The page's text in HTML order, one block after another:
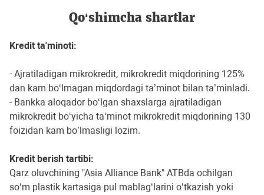
Qo‘shimcha shartlar
Kredit ta'minoti:
- Ajratiladigan mikrokredit, mikrokredit miqdorining 125%
dan kam bo‘lmagan miqdordagi ta’minot bilan ta’minladi.
- Bankka aloqador bo‘lgan shaxslarga ajratiladigan
mikrokredit bo‘yicha ta‘minot mikrokredit miqdorining 130
foizidan kam bo’lmasligi lozim.
Kredit berish tartibi:
Qarz oluvchining "Asia Alliance Bank" ATBda ochilgan
so‘m plastik kartasiga pul mablag‘larini o‘tkazish yoki